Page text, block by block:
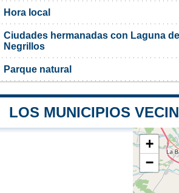
Hora local
Ciudades hermanadas con Laguna de
Negrillos
Parque natural
LOS MUNICIPIOS
+
−